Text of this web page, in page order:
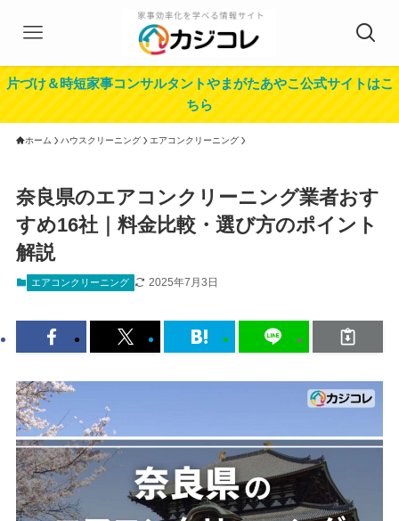
片づけ＆時短家事コンサルタントやまがたあやこ公式サイトはこ
ちら
ホーム ハウスクリーニング エアコンクリーニング
奈良県のエアコンクリーニング業者おす
すめ16社｜料金比較・選び方のポイント
解説
エアコンクリーニング 2025年7月3日